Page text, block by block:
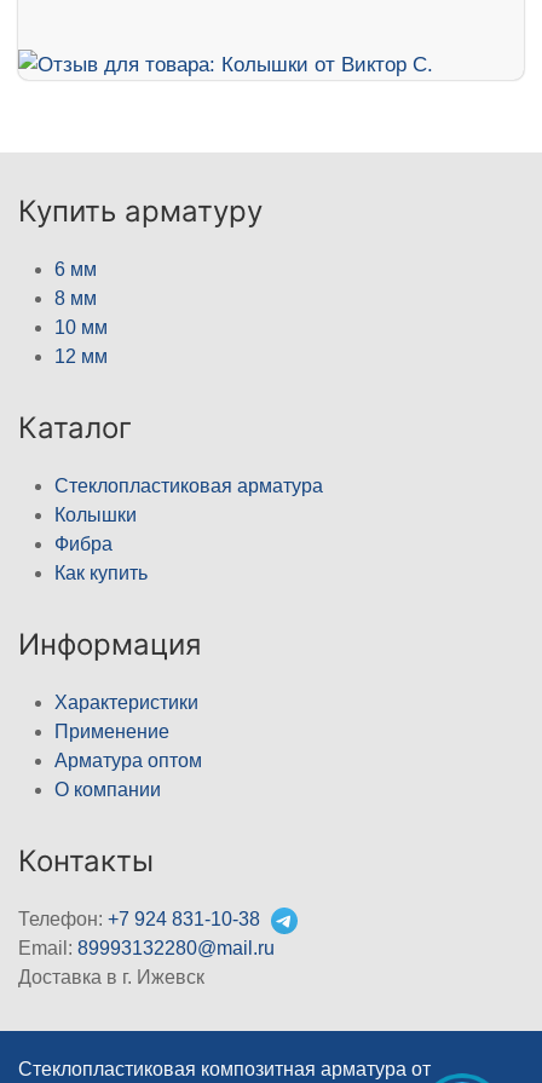
Купить арматуру
6 мм
8 мм
10 мм
12 мм
Каталог
Стеклопластиковая арматура
Колышки
Фибра
Как купить
Информация
Характеристики
Применение
Арматура оптом
О компании
Контакты
Телефон: +7 924 831-10-38
Email: 89993132280@mail.ru
Доставка в г. Ижевск
Стеклопластиковая композитная арматура от